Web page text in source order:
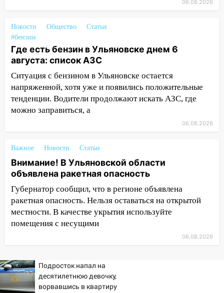
07:20
Жара возвращается: ожидается
знойный и сухой четверг
06:00 Под Ульяновском при развороте
пострадал 38-летний водитель
иномарки
05:00 «Каждая пятая женщина и каждый
второй мужчина в мире сталкиваются с
алопецией»: врач рассказал, чем может
справиться
03:30 Гороскоп на 7 августа: пятница
принесет прилив творческой энергии и
отличные шансы исправить старые
ошибки
06.08.2026
23:20 Прогноз погоды на 7 августа в
20:04
посвящённый Дню воздушного флота
России
06.08.2026
Новости Общество
Статьи
#бензин
Где есть бензин в Ульяновске днем 6
августа: список АЗС
Ситуация с бензином в Ульяновске остается
напряженной, хотя уже и появились положительные
тенденции. Водители продолжают искать АЗС, где
можно заправиться, а
06.08.2026
Важное Новости Статьи
Внимание! В Ульяновской области
объявлена ракетная опасность
Губернатор сообщил, что в регионе объявлена
ракетная опасность. Нельзя оставаться на открытой
местности. В качестве укрытия используйте
помещения с несущими
06.08.2026
Подросток напал на
десятилетнюю девочку,
ворвавшись в квартиру